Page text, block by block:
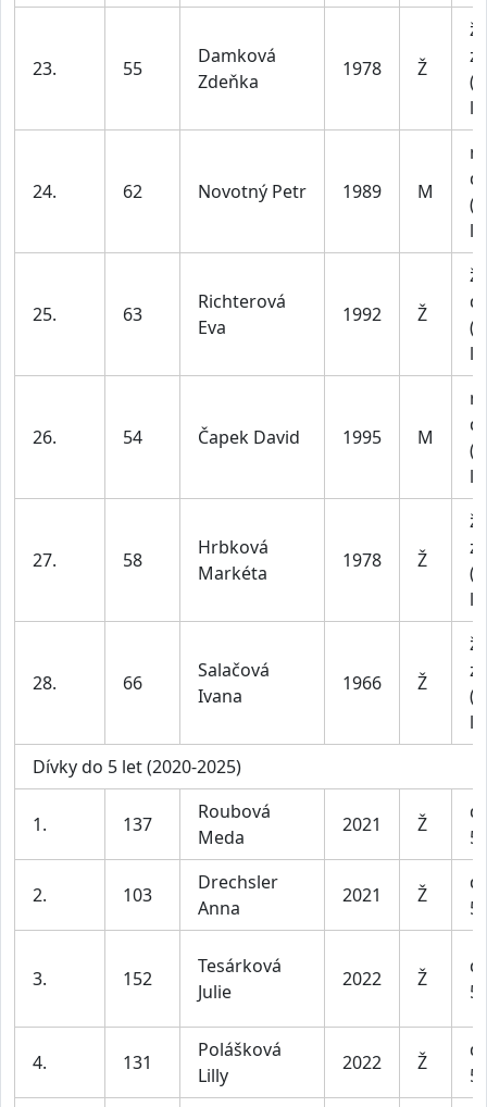
23. 55
Damková
Zdeňka
1978 Ž
24. 62 Novotný Petr 1989 M
25. 63
Richterová
Eva
1992 Ž
26. 54 Čapek David 1995 M
27. 58
Hrbková
Markéta
1978 Ž
28. 66
Salačová
Ivana
1966 Ž
Dívky do 5 let (2020-2025)
1. 137
Roubová
Meda
2021 Ž
5
2. 103
Drechsler
Anna
2021 Ž
5
3. 152
Tesárková
Julie
2022 Ž
5
4. 131
Polášková
Lilly
2022 Ž
5